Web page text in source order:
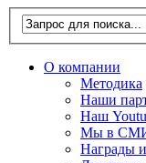
О компании
Методика
Наши
Наш
Мы в
Награды